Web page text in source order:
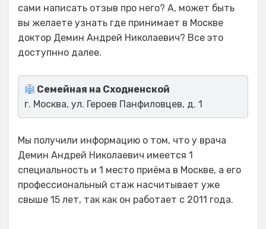
сами написать отзыв про него? А, может быть
вы желаете узнать где принимает в Москве
доктор Демин Андрей Николаевич? Все это
доступнно далее.
Семейная на Сходненской
г. Москва, ул. Героев Панфиловцев, д. 1
Мы получили информацию о том, что у врача
Демин Андрей Николаевич имеется 1
специальность и 1 место приёма в Москве, а его
профессиональный стаж насчитывает уже
свыше 15 лет, так как он работает с 2011 года.